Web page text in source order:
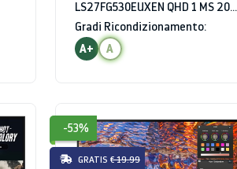
LS27FG530EUXEN QHD 1 MS 200
HZ HDR
Gradi Ricondizionamento:
A+
A
-53%
GRATIS € 19.99